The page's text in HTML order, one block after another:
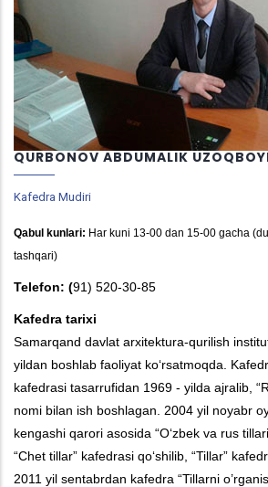
QURBONOV ABDUMALIK
Kafedra Mudiri
Qabul kunlari: Har kuni 13-00 dan 15-00 gacha
tashqari)
Telefon: (91) 520-30-85
Kafedra tarixi
Samarqand davlat arxitektura-qurilish
yildan boshlab faoliyat koʻrsatmoqda.
kafedrasi tasarrufidan 1969 - yilda ajralib,
nomi bilan ish boshlagan. 2004 yil noyabr
kengashi qarori asosida “Oʻzbek va rus
“Chet tillar” kafedrasi qoʻshilib, “Tillar”
2011 yil sentabrdan kafedra “Tillarni